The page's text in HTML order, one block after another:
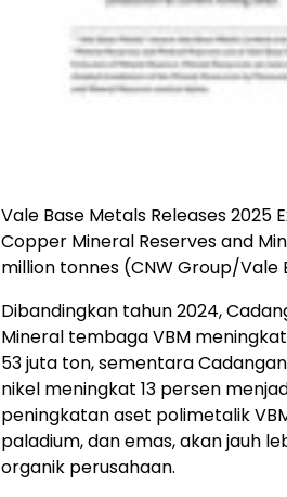
Vale Base Metals Releases 2025
Copper Mineral Reserves and
million tonnes (CNW Group/Vale
Dibandingkan tahun 2024,
Mineral tembaga VBM
53 juta ton, sementara
nikel meningkat 13 persen
peningkatan aset polimetalik
paladium, dan emas, akan jauh
organik perusahaan.